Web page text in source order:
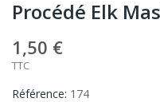
Procédé Elk
1,50 €
TTC
Référence: 174